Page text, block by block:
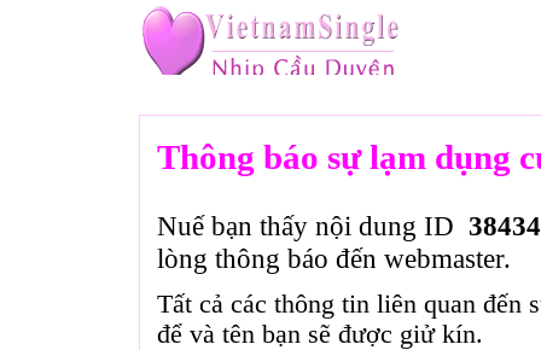
Thông báo sự lạm dụng
Nuế bạn thấy nội dung ID
lòng thông báo đến webmaster.
Tất cả các thông tin liên quan đến
để và tên bạn sẽ được giử kín.